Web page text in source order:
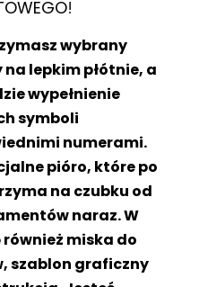
!
wybrany
lepkim płótnie, a
wypełnienie
symboli
numerami.
pióro, które po
na czubku od
naraz. W
miska do
szablon graficzny